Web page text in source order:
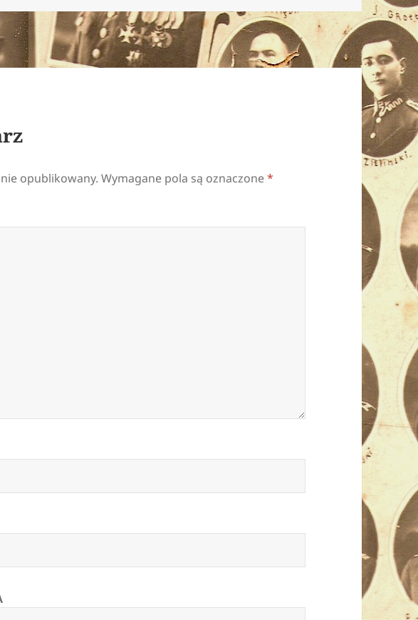
opublikowany. Wymagane pola są oznaczone*